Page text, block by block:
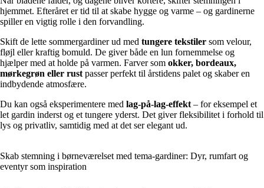
hjemmet. Efteråret er tid til at skabe hygge og varme – og gardinerne
spiller en vigtig rolle i den forvandling.
Skift de lette sommergardiner ud med tungere tekstiler som velour,
fløjl eller kraftig bomuld. De giver både en lun fornemmelse og
hjælper med at holde på varmen. Farver som okker, bordeaux,
mørkegrøn eller rust passer perfekt til årstidens palet og skaber en
indbydende atmosfære.
Du kan også eksperimentere med lag-på-lag-effekt – for eksempel et
let gardin inderst og et tungere yderst. Det giver fleksibilitet i forhold til
lys og privatliv, samtidig med at det ser elegant ud.
Skab stemning i børneværelset med tema-gardiner: Dyr, rumfart og
eventyr som inspiration